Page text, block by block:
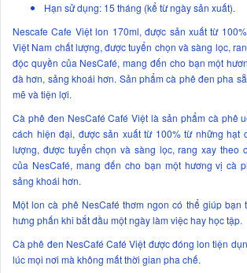
Hạn sử dụng: 15 tháng (kể từ ngày sản xuất).
Nescafe Cafe Việt lon 170ml, được sản xuất từ
Việt Nam chất lượng, được tuyển chọn và sàng lọc,
độc quyền của NesCafé, mang đến cho bạn một
đà hơn, sảng khoái hơn. Sản phẩm cà phê đen pha
mẽ và tiện lợi.
Cà phê đen NesCafé Café Việt là sản phẩm cà phê
cách hiện đại, được sản xuất từ 100% từ những hạt
lượng, được tuyển chọn và sàng lọc, rang xay theo
của NesCafé, mang đến cho bạn một hương vị cà
sảng khoái hơn.
Một lon cà phê NesCafé thơm ngon có thể giúp bạn
hưng phấn khi bắt đầu một ngày làm việc hay học tập.
Cà phê đen NesCafé Café Việt được đóng lon tiện
lúc mọi nơi mà không mất thời gian pha chế.